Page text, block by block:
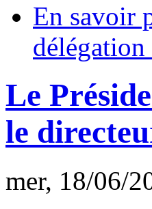
En savoir
Le
le
mer, 18/06/